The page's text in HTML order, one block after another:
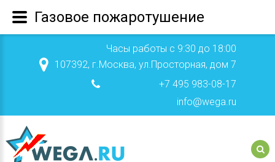
Часы работы с 9:30 до 18:00
107392, г.Москва, ул.Просторная, дом 7
+7 495 983-08-17
info@wega.ru
Газовое пожаротушение